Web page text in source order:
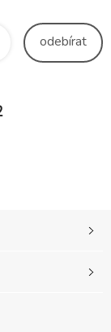
odebírat